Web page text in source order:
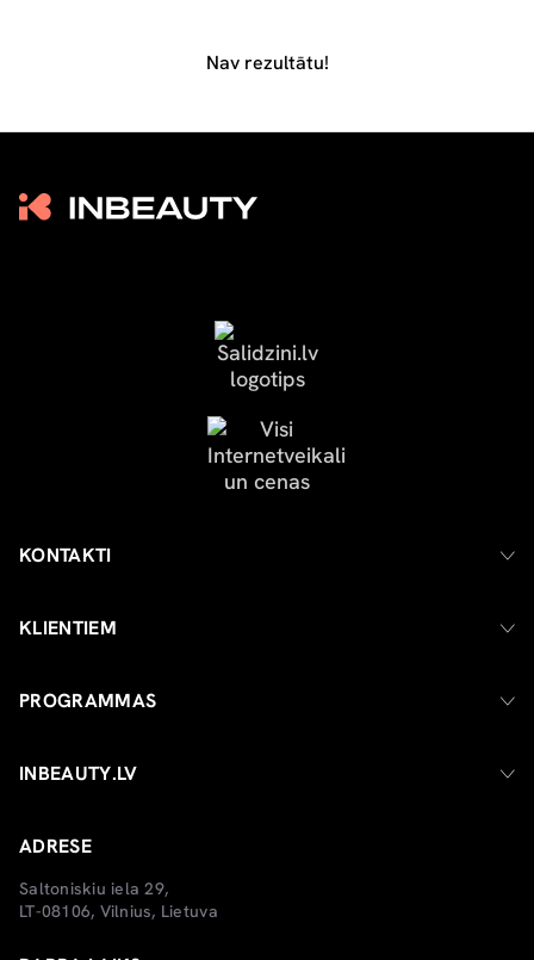
Nav rezultātu!
KONTAKTI
KLIENTIEM
PROGRAMMAS
INBEAUTY.LV
ADRESE
Saltoniskiu iela 29,
LT-08106, Vilnius, Lietuva